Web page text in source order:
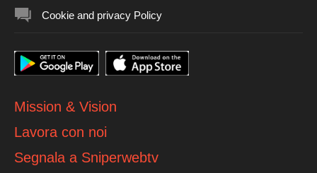
Cookie and privacy Policy
Mission & Vision
Lavora con noi
Segnala a Sniperwebtv